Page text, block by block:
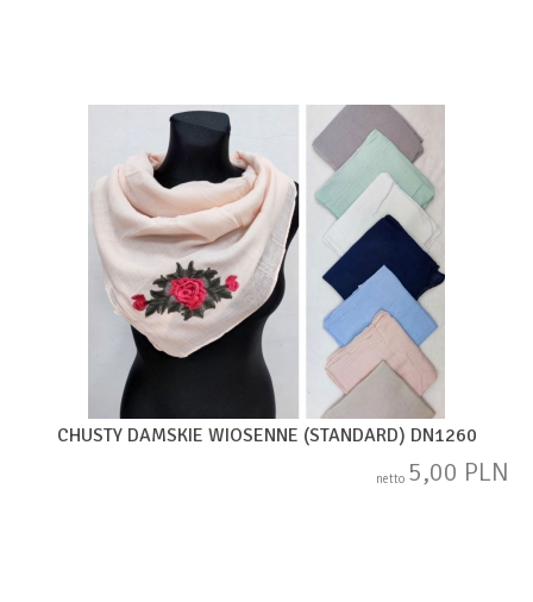
CHUSTY DAMSKIE WIOSENNE (STANDARD) DN1260
netto 5,00 PLN